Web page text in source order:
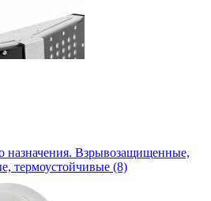
назначения. Взрывозащищенные,
термоустойчивые (8)